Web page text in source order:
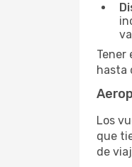
Tener
hasta
Los
que
de